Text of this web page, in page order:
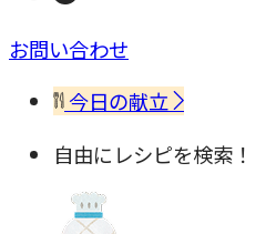
お問い合わせ
今日の献立
自由にレシピを検索！